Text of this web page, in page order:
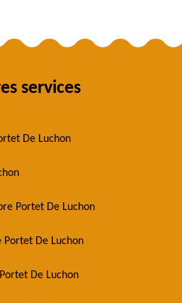
services
De Luchon
Portet De Luchon
Portet De Luchon
De Luchon